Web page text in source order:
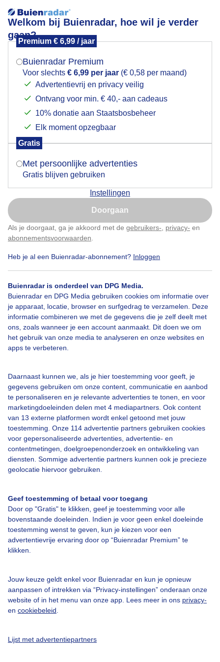
Welkom bij Buienradar, hoe wil je verder
gaan?
Premium € 6,99 / jaar
Buienradar Premium
Voor slechts € 6,99 per jaar (€ 0,58 per maand)
Advertentievrij en privacy veilig
Ontvang voor min. € 40,- aan cadeaus
10% donatie aan Staatsbosbeheer
Elk moment opzegbaar
Gratis
Met persoonlijke advertenties
Gratis blijven gebruiken
Instellingen
Doorgaan
Als je doorgaat, ga je akkoord met de gebruikers- privacy- en
abonnementsvoorwaarden
Heb je al een Buienradar-abonnement? Inloggen
Buienradar is onderdeel van DPG Media.
Buienradar en DPG Media gebruiken cookies om informatie over
je apparaat, locatie, browser en surfgedrag te verzamelen. Deze
informatie combineren we met de gegevens die je zelf deelt met
ons, zoals wanneer je een account aanmaakt. Dit doen we om
het gebruik van onze media te analyseren en onze websites en
apps te verbeteren.
Daarnaast kunnen we, als je hier toestemming voor geeft, je
gegevens gebruiken om onze content, communicatie en aanbod
te personaliseren en je relevante advertenties te tonen, en voor
marketingdoeleinden delen met 4 mediapartners. Ook content
van 13 externe platformen wordt enkel getoond met jouw
toestemming. Onze 114 advertentie partners gebruiken cookies
voor gepersonaliseerde advertenties, advertentie- en
contentmetingen, doelgroepenonderzoek en ontwikkeling van
diensten. Sommige advertentie partners kunnen ook je precieze
geolocatie hiervoor gebruiken.
Geef toestemming of betaal voor toegang
Door op "Gratis" te klikken, geef je toestemming voor alle
bovenstaande doeleinden. Indien je voor geen enkel doeleinde
toestemming wenst te geven, kun je kiezen voor een
advertentievrije ervaring door op “Buienradar Premium” te
klikken.
Jouw keuze geldt enkel voor Buienradar en kun je opnieuw
aanpassen of intrekken via “Privacy-instellingen” onderaan onze
website of in het menu van onze app. Lees meer in ons privacy-
en cookiebeleid
Lijst met advertentiepartners
Zonsopkomst
Zonsopkomst (Jullie mail doet het alweer niet!)
Door: Arjan Gemaakt: 08-05-2026, 13x bekeken
Bekijk slideshow
Een moment geduld aub...
Over Buienradar
Veelgestelde vragen
Contact
Toegankelijkheid
Buienradar Team
Privacy beleid
Privacy instellingen
Mogen we je locatie gebruiken voor het
Indien je hier nog geen akkoord op hebt gegeven,
verschijnt er zo een pop-up uit je browser waarin
Is goed, toon de popup
Nu niet, misschien later
Klik hierom dit aan te passen